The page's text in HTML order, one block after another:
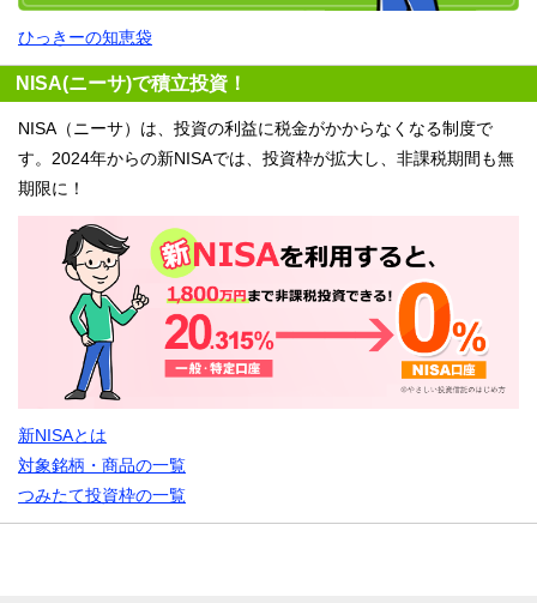
ひっきーの知恵袋
NISA(ニーサ)で積立投資！
NISA（ニーサ）は、投資の利益に税金がかからなくなる制度で
す。2024年からの新NISAでは、投資枠が拡大し、非課税期間も無
期限に！
新NISAとは
対象銘柄・商品の一覧
つみたて投資枠の一覧